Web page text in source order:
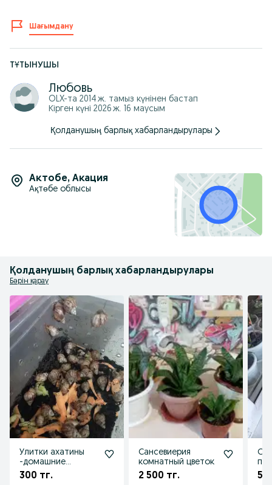
Шағымдану
ТҰТЫНУШЫ
Любовь
OLX-та 2014 ж. тамыз күнінен бастап
Кірген күні 2026 ж. 16 маусым
Қолданушың барлық хабарландырулары
Актобе, Акация
Ақтөбе облысы
Қолданушың барлық хабарландырулары
Бәрін қарау
Улитки ахатины
-домашние
питомцы
300 тг.
Сансевиерия
комнатный цветок
2 500 тг. 5